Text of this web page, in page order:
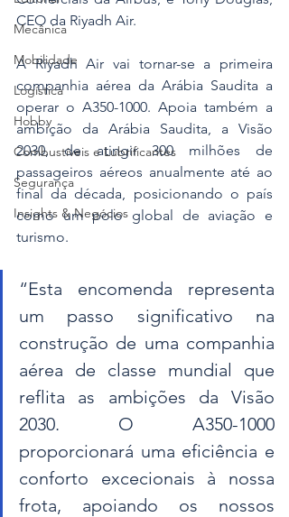
Mecânica
Mobilidade
Logística
Hobby
Combustíveis e Lubrificantes
Segurança
Insights & Negócios
CEO da Riyadh Air.
A Riyadh Air vai tornar-se a primeira
companhia aérea da Arábia Saudita a
operar o A350-1000. Apoia também a
ambição da Arábia Saudita, a Visão
2030, de atingir 300 milhões de
passageiros aéreos anualmente até ao
final da década, posicionando o país
como um polo global de aviação e
turismo.
“Esta encomenda representa
um passo significativo na
construção de uma companhia
aérea de classe mundial que
reflita as ambições da Visão
2030. O A350-1000
proporcionará uma eficiência e
conforto excecionais à nossa
frota, apoiando os nossos